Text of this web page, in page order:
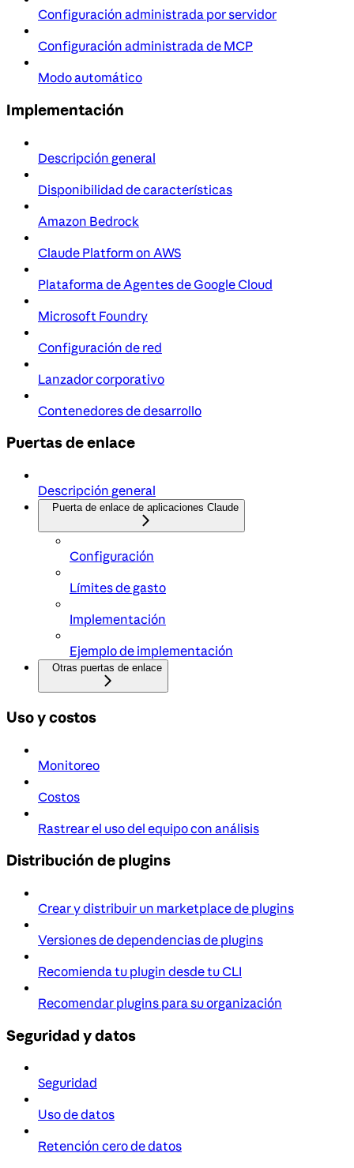
Configuración administrada por servidor
Configuración administrada de MCP
Modo automático
Implementación
Descripción general
Disponibilidad de características
Amazon Bedrock
Claude Platform on AWS
Plataforma de Agentes de Google Cloud
Microsoft Foundry
Configuración de red
Lanzador corporativo
Contenedores de desarrollo
Puertas de enlace
Descripción general
Puerta de enlace de aplicaciones Claude
Configuración
Límites de gasto
Implementación
Ejemplo de implementación
Otras puertas de enlace
Uso y costos
Monitoreo
Costos
Rastrear el uso del equipo con análisis
Distribución de plugins
Crear y distribuir un marketplace de plugins
Versiones de dependencias de plugins
Recomienda tu plugin desde tu CLI
Recomendar plugins para su organización
Seguridad y datos
Seguridad
Uso de datos
Retención cero de datos